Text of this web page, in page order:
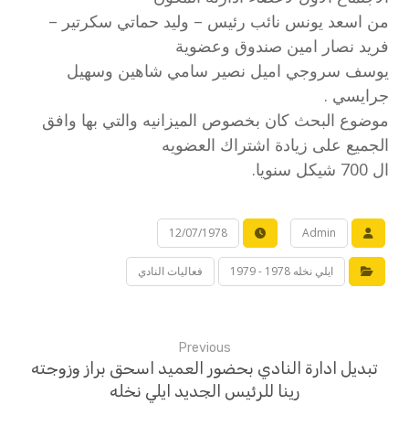
من اسعد يونس نائب رئيس – وليد حماتي سكرتير –
فريد نصار امين صندوق وعضوية
يوسف سروجي اميل نصير سامي شاهين وسهيل
جرايسي .
موضوع البحث كان بخصوص الميزانيه والتي بها وافق
الجميع على زيادة اشتراك العضويه
ال 700 شيكل سنويا.
Admin
12/07/1978
ايلي نخله 1978 - 1979 فعاليات النادي
Previous
تبديل ادارة النادي بحضور العميد اسحق براز وزوجته
رينا للرئيس الجديد ايلي نخله